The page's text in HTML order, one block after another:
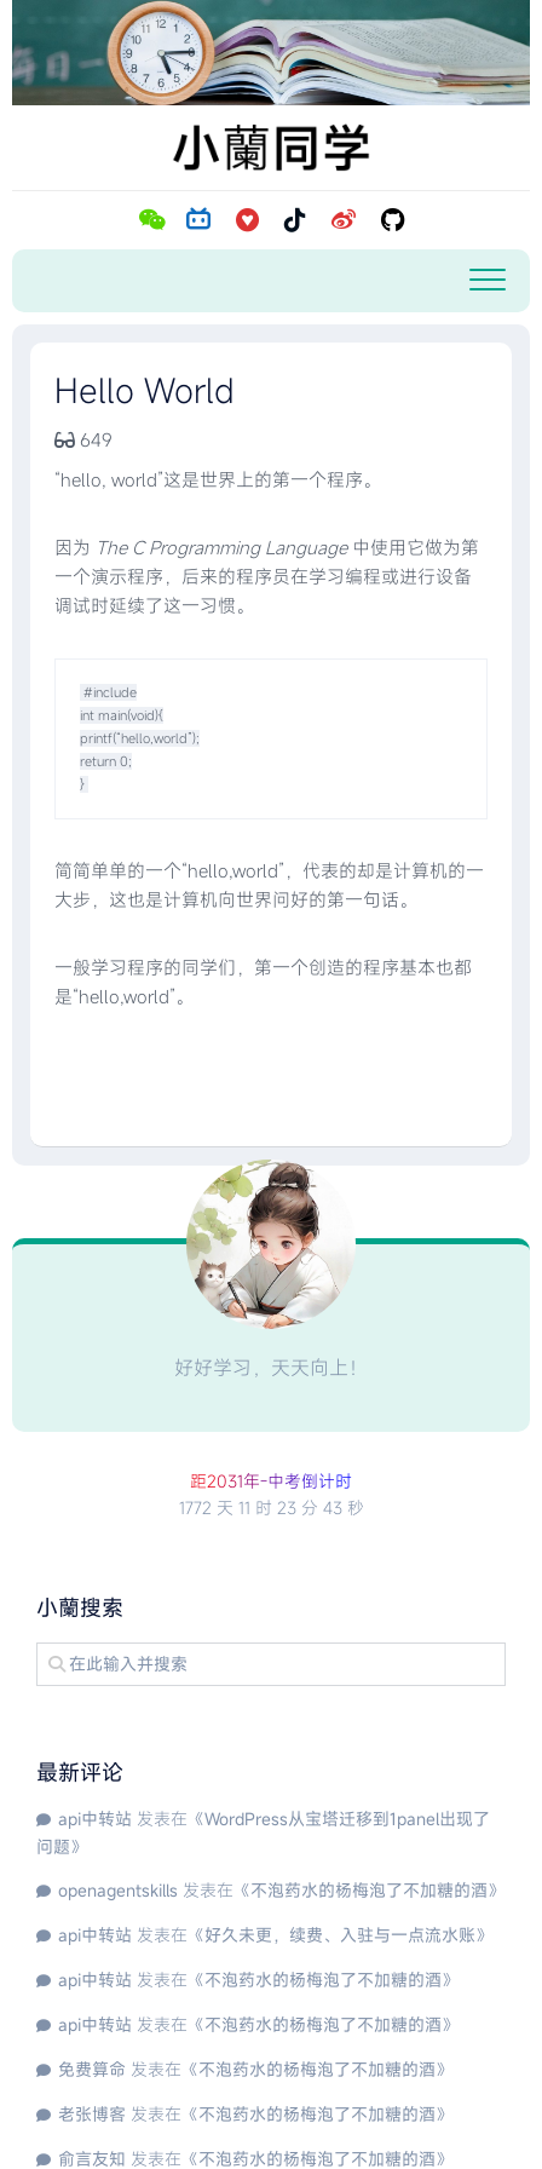
内
容
Hello World
649
“hello, world”这是世界上的第一个程序。
因为 The C Programming Language中使用它做为第
一个演示程序，后来的程序员在学习编程或进行设备
调试时延续了这一习惯。
#include
int main(void){
printf(“hello,world”);
return 0;
}
简简单单的一个“hello,world”，代表的却是计算机的一
大步，这也是计算机向世界问好的第一句话。
一般学习程序的同学们，第一个创造的程序基本也都
是“hello,world”。
好好学习，天天向上！
距2031年-中考倒计时
1772 天 11 时 23 分 43 秒
小蘭搜索
最新评论
api中转站 发表在《WordPress从宝塔迁移到1panel出现了
问题》
openagentskills 发表在《不泡药水的杨梅泡了不加糖的酒》
api中转站 发表在《好久未更，续费、入驻与一点流水账》
api中转站 发表在《不泡药水的杨梅泡了不加糖的酒》
api中转站 发表在《不泡药水的杨梅泡了不加糖的酒》
免费算命 发表在《不泡药水的杨梅泡了不加糖的酒》
老张博客 发表在《不泡药水的杨梅泡了不加糖的酒》
俞言友知 发表在《不泡药水的杨梅泡了不加糖的酒》